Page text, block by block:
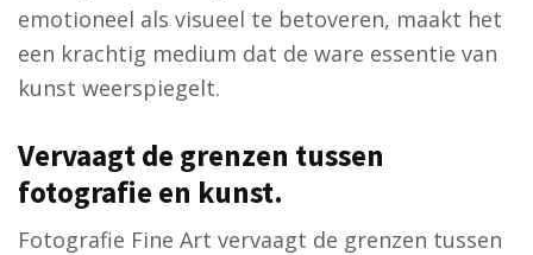
emotioneel als visueel te betoveren, maakt het
een krachtig medium dat de ware essentie van
kunst weerspiegelt.
Vervaagt de grenzen tussen
fotografie en kunst.
Fotografie Fine Art vervaagt de grenzen tussen